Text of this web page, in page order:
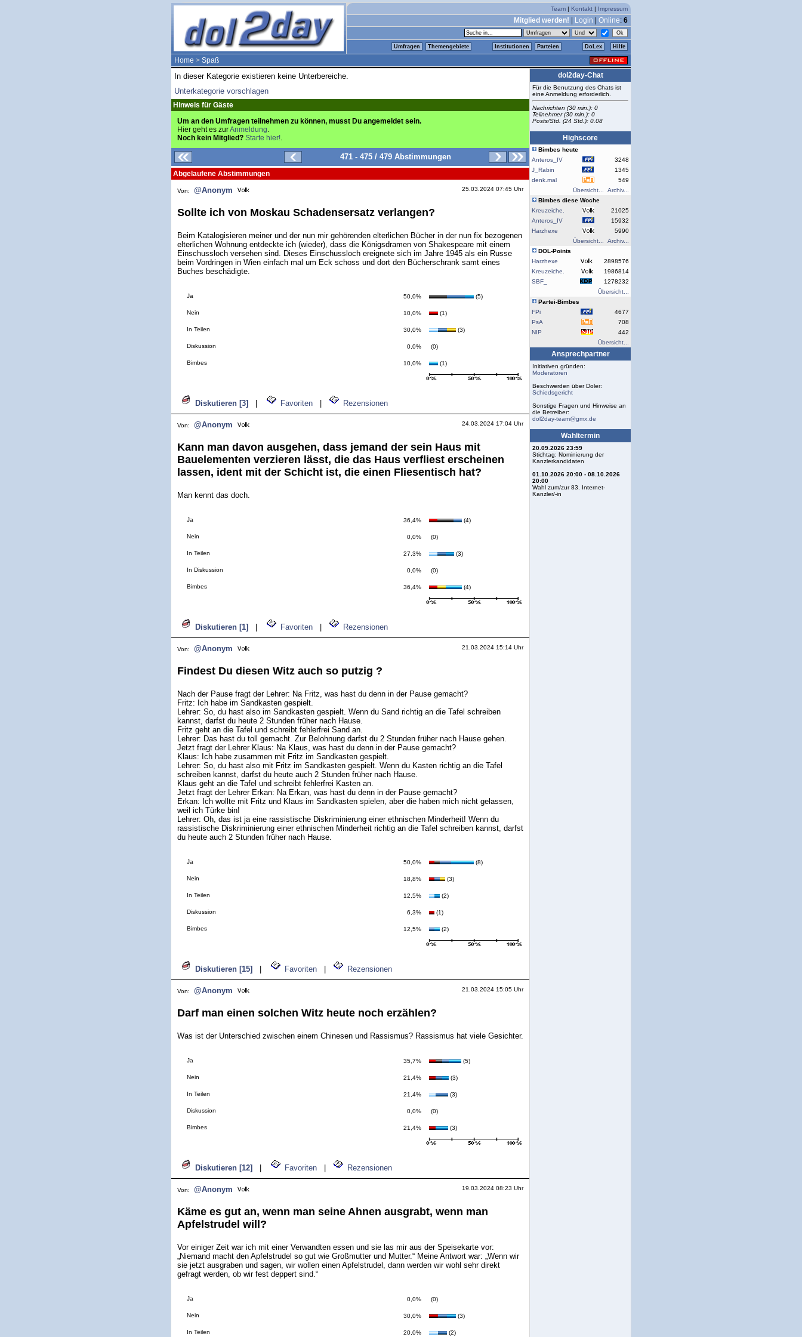
Team | Kontakt | Impressum
Mitglied werden! Login Online: 6
Umfragen Themengebiete Institutionen Parteien DoLex Hilfe
Home > Spaß
In dieser Kategorie existieren keine Unterbereiche.
Unterkategorie vorschlagen
Hinweis für Gäste
Um an den Umfragen teilnehmen zu können, musst Du angemeldet sein.
Hier geht es zurAnmeldung.
Noch kein Mitglied? Starte hier!.
471 - 475 / 479 Abstimmungen
Abgelaufene Abstimmungen
Von: @Anonym 25.03.2024 07:45 Uhr
Sollte ich von Moskau Schadensersatz verlangen?
Beim Katalogisieren meiner und der nun mir gehörenden elterlichen Bücher in der nun fix bezogenen
elterlichen Wohnung entdeckte ich (wieder), dass die Königsdramen von Shakespeare mit einem
Einschussloch versehen sind. Dieses Einschussloch ereignete sich im Jahre 1945 als ein Russe
beim Vordringen in Wien einfach mal um Eck schoss und dort den Bücherschrank samt eines
Buches beschädigte.
Ja 50,0% (5)
Nein 10,0% (1)
In Teilen 30,0% (3)
Diskussion 0,0% (0)
Bimbes 10,0% (1)
Diskutieren [3] Favoriten Rezensionen
Von: @Anonym 24.03.2024 17:04 Uhr
Kann man davon ausgehen, dass jemand der sein Haus mit
Bauelementen verzieren lässt, die das Haus verfliest erscheinen
lassen, ident mit der Schicht ist, die einen Fliesentisch hat?
Man kennt das doch.
Ja 36,4% (4)
Nein 0,0% (0)
In Teilen 27,3% (3)
In Diskussion 0,0% (0)
Bimbes 36,4% (4)
Diskutieren [1] Favoriten Rezensionen
Von: @Anonym 21.03.2024 15:14 Uhr
Findest Du diesen Witz auch so putzig ?
Nach der Pause fragt der Lehrer: Na Fritz, was hast du denn in der Pause gemacht?
Fritz: Ich habe im Sandkasten gespielt.
Lehrer: So, du hast also im Sandkasten gespielt. Wenn du Sand richtig an die Tafel schreiben
kannst, darfst du heute 2 Stunden früher nach Hause.
Fritz geht an die Tafel und schreibt fehlerfrei Sand an.
Lehrer: Das hast du toll gemacht. Zur Belohnung darfst du 2 Stunden früher nach Hause gehen.
Jetzt fragt der Lehrer Klaus: Na Klaus, was hast du denn in der Pause gemacht?
Klaus: Ich habe zusammen mit Fritz im Sandkasten gespielt.
Lehrer: So, du hast also mit Fritz im Sandkasten gespielt. Wenn du Kasten richtig an die Tafel
schreiben kannst, darfst du heute auch 2 Stunden früher nach Hause.
Klaus geht an die Tafel und schreibt fehlerfrei Kasten an.
Jetzt fragt der Lehrer Erkan: Na Erkan, was hast du denn in der Pause gemacht?
Erkan: Ich wollte mit Fritz und Klaus im Sandkasten spielen, aber die haben mich nicht gelassen,
weil ich Türke bin!
Lehrer: Oh, das ist ja eine rassistische Diskriminierung einer ethnischen Minderheit! Wenn du
rassistische Diskriminierung einer ethnischen Minderheit richtig an die Tafel schreiben kannst, darfst
du heute auch 2 Stunden früher nach Hause.
Ja 50,0% (8)
Nein 18,8% (3)
In Teilen 12,5% (2)
Diskussion 6,3% (1)
Bimbes 12,5% (2)
Diskutieren [15] Favoriten Rezensionen
Von: @Anonym 21.03.2024 15:05 Uhr
Darf man einen solchen Witz heute noch erzählen?
Was ist der Unterschied zwischen einem Chinesen und Rassismus? Rassismus hat viele Gesichter.
Ja 35,7% (5)
Nein 21,4% (3)
In Teilen 21,4% (3)
Diskussion 0,0% (0)
Bimbes 21,4% (3)
Diskutieren [12] Favoriten Rezensionen
Von: @Anonym 19.03.2024 08:23 Uhr
Käme es gut an, wenn man seine Ahnen ausgrabt, wenn man
Apfelstrudel will?
Vor einiger Zeit war ich mit einer Verwandten essen und sie las mir aus der Speisekarte vor:
„Niemand macht den Apfelstrudel so gut wie Großmutter und Mutter.“ Meine Antwort war: „Wenn wir
sie jetzt ausgraben und sagen, wir wollen einen Apfelstrudel, dann werden wir wohl sehr direkt
gefragt werden, ob wir fest deppert sind.“
Ja 0,0% (0)
Nein 30,0% (3)
In Teilen 20,0% (2)
dol2day-Chat
Für die Benutzung des Chats ist
eine Anmeldung erforderlich.
Nachrichten (30 min.): 0
Teilnehmer (30 min.): 0
Posts/Std. (24 Std.): 0.08
Highscore
Bimbes heute
Anteros_IV
3248
J_Rabin
1345
denk.mal
549
Übersicht...
Archiv...
Bimbes diese Woche
Kreuzeiche.
21025
Anteros_IV
15932
Harzhexe
5990
Übersicht...
Archiv...
DOL-Points
Harzhexe
2898576
Kreuzeiche.
1986814
SBF_
1278232
Übersicht...
Partei-Bimbes
FPi
4677
PsA
708
NIP
442
Übersicht...
Ansprechpartner
Initiativen gründen:
Moderatoren
Beschwerden über Doler:
Schiedsgericht
Sonstige Fragen und Hinweise an
die Betreiber:
dol2day-team@gmx.de
Wahltermin
20.09.2026 23:59
Stichtag: Nominierung der
Kanzlerkandidaten
01.10.2026 20:00 - 08.10.2026
20:00
Wahl zum/zur 83. Internet-
Kanzler/-in